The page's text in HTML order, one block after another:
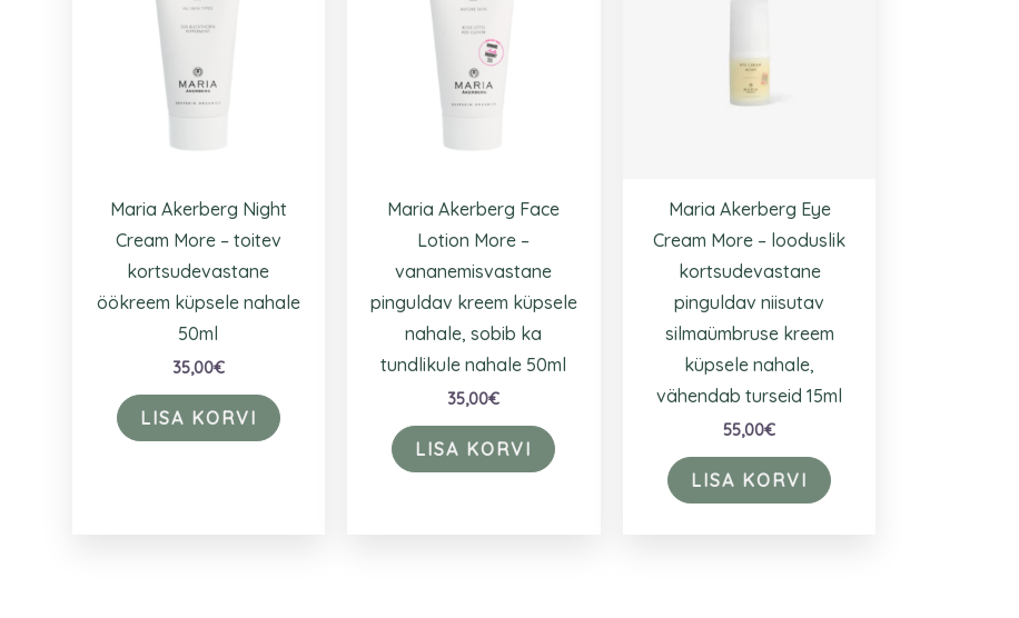
Maria Akerberg Night
Cream More – toitev
kortsudevastane
öökreem küpsele nahale
50ml
35,00€
LISA KORVI
Maria Akerberg Face
Lotion More –
vananemisvastane
pinguldav kreem küpsele
nahale, sobib ka
tundlikule nahale 50ml
35,00€
LISA KORVI
Maria Akerberg Eye
Cream More – looduslik
kortsudevastane
pinguldav niisutav
silmaümbruse kreem
küpsele nahale,
vähendab turseid 15ml
55,00€
LISA KORVI